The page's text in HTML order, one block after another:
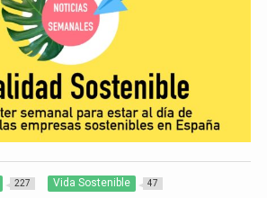
227 Vida Sostenible 47